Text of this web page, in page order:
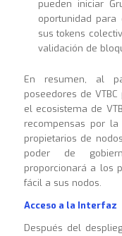
pueden iniciar
oportunidad
sus tokens
validación de
En resumen, al
poseedores de
el ecosistema de
recompensas por
propietarios de
poder de
proporcionará a los
fácil a sus nodos.
Acceso a la Interfaz
Después del